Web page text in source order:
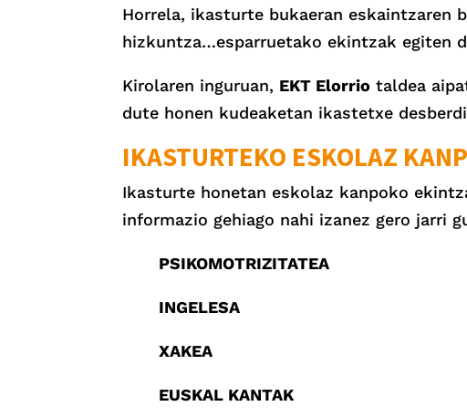
Horrela, ikasturte bukaeran eskaintzaren
hizkuntza…esparruetako ekintzak egiten
Kirolaren inguruan, EKT Elorrio taldea
dute honen kudeaketan ikastetxe
IKASTURTEKO ESKOLAZ
Ikasturte honetan eskolaz kanpoko
informazio gehiago nahi izanez gero jarri
PSIKOMOTRIZITATEA
INGELESA
XAKEA
EUSKAL KANTAK